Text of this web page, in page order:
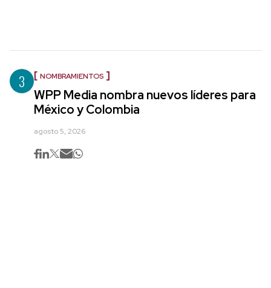
3 NOMBRAMIENTOS
WPP Media nombra nuevos líderes para
México y Colombia
agosto 5, 2026